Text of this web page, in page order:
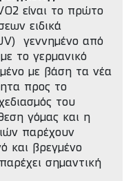
είναι το πρώτο
ειδικά
γεννημένο από
το γερμανικό
με βάση τα νέα
προς το
του
γόμας και η
παρέχουν
και βρεγμένο
σημαντική